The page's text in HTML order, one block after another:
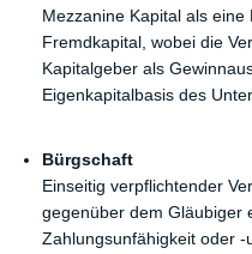
Mezzanine Kapital als
Fremdkapital, wobei die
Kapitalgeber als
Eigenkapitalbasis des
Bürgschaft
Einseitig verpflichtender
gegenüber dem Gläubiger
Zahlungsunfähigkeit oder